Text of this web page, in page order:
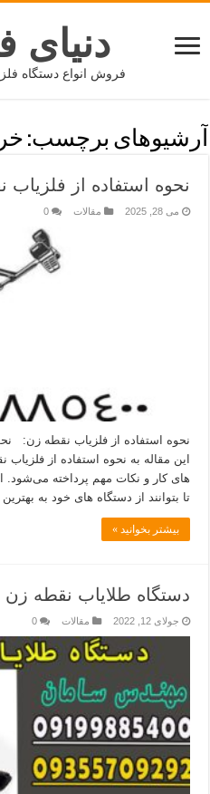
دنیای
فروش انواع دستگاه
آرشیوهای برچسب:
نحوه استفاده از
می 28, 2025 مقالات 0
نحوه استفاده از فلزیاب نقطه زن:
این مقاله به نحوه استفاده از
های کار و نکات مهم پرداخته می‌شود.
تا بتوانند از دستگاه‌ های خود به
بیشتر بخوانید »
دستگاه طلایاب نقطه زن
جولای 12, 2022 مقالات 0